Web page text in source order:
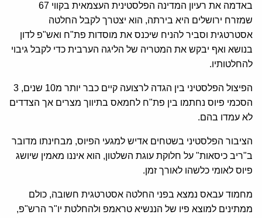
באדמה את רעיון המדינה הפלסטינית העצמאית בקווי 67
שמזרח ירושלים היא בירתה, הוא יצטרך לקבל החלטה
אסטרטגית וסביר להניח שיכנס את מוסדות פת"ח ואש"פ לדון
בנושא ואף יבקש את המטריה של הליגה הערבית כדי לקבל גיבוי
להחלטותיו.
הפיצול הפלסטיני בין הגדה לרצועה קיים כבר יותר מ10 שנים, 3
הסכמי פיוס נחתמו בין פת"ח לחמאס בתיווך מצרים אך הצדדים
לא עמדו בהם.
הציבור הפלסטיני בשטחים אדיש למגעי הפיוס, מבחינתו מדובר
ב"ריב כיסאות" על חלוקת עוגת השלטון, הוא איננו מאמין שיושג
פיוס לאומי כלשהו לאורך זמן.
מחמוד עבאס נמצא בפני החלטה אסטרטגית חשובה, כולם
ממתינים למוצא פיו של הננשיא טראמפ ולהחלטת יו"ר הרש"פ,